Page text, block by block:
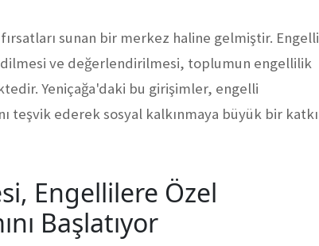
sunan bir merkez haline gelmiştir. Engelli
ve değerlendirilmesi, toplumun engellilik
Yeniçağa'daki bu girişimler, engelli
teşvik ederek sosyal kalkınmaya büyük bir katkı
Engellilere Özel
Başlatıyor